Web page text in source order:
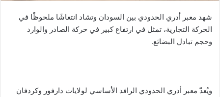
ر
و
ن
شهد معبر أدري الحدودي بين السودان وتشاد انتعاشًا ملحوظًا في
الحركة التجارية، تمثل في ارتفاع كبير في حركة الصادر والوارد
وحجم تبادل البضائع.
ويُعدّ معبر أدري الحدودي الرافد الأساسي لولايات دارفور وكردفان